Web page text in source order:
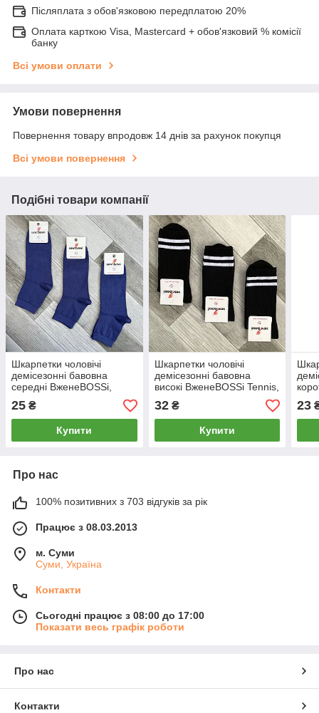
Післяплата з обов'язковою передплатою 20%
Оплата карткою Visa, Mastercard + обов'язковий % комісії
банку
Всі умови оплати
Умови повернення
Повернення товару впродовж 14 днів за рахунок покупця
Всі умови повернення
Подібні товари компанії
Шкарпетки чоловічі
демісезонні бавовна
середні ВженеBOSSi,
розмір 27 (41-42), джинс,
11086
25 ₴
Купити
Шкарпетки чоловічі
демісезонні бавовна
високі ВженеBOSSi Tennis,
розмір 27 (41-42), чорні,
011037
32₴
Купити
23
Про нас
100% позитивних з 703 відгуків за рік
Працює з 08.03.2013
м. Суми
Суми, Україна
Контакти
Сьогодні працює з 08:00 до 17:00
Показати весь графік роботи
Про нас
Контакти